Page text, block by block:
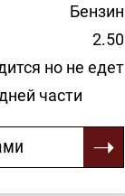
Бензин
2.50
но не едет
части